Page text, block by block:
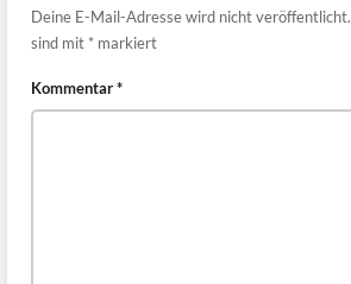
Deine E-Mail-Adresse wird nicht veröffentlicht.
sind mit * markiert
Kommentar*